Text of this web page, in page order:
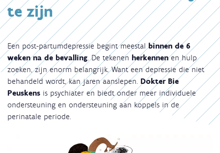
te zijn
Een post-partumdepressie begint meestalbinnen de 6
weken na de bevalling . De tekenen herkennenen hulp
zoeken, zijn enorm belangrijk. Want een depressie die niet
behandeld wordt, kan jaren aanslepen. Dokter Bie
Peuskens is psychiater en biedt onder meer individuele
ondersteuning en ondersteuning aan koppels in de
perinatale periode.